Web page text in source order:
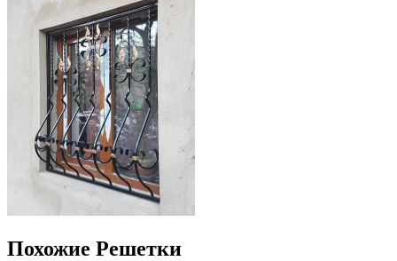
Похожие Решетки